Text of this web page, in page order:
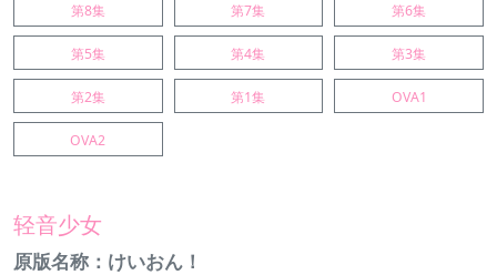
第8集 第7集 第6集
第5集 第4集 第3集
第2集 第1集 OVA1
OVA2
轻音少女
原版名称：けいおん！